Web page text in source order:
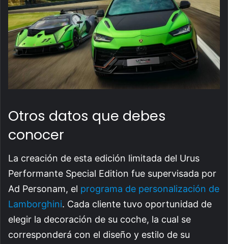
Otros datos que debes
conocer
La creación de esta edición limitada del Urus
Performante Special Edition fue supervisada por
Ad Personam, el programa de personalización de
Lamborghini. Cada cliente tuvo oportunidad de
elegir la decoración de su coche, la cual se
corresponderá con el diseño y estilo de su